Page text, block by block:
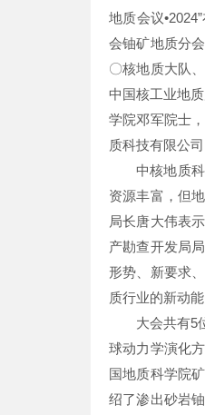
地质会议
会铀矿地质分
〇核地质大队
中国核工业地
学院邓军院士
质科技有限公
中核地质
资源丰富，但
局长唐大伟表
产勘查开发局
形势、新要求
质行业的新动
大会共有5
球动力学演化
国地质科学院
绍了渗出砂岩